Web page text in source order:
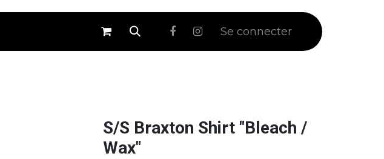
⚪ Soldes Se connecter
S/S Braxton Shirt "Bleach /
Wax"